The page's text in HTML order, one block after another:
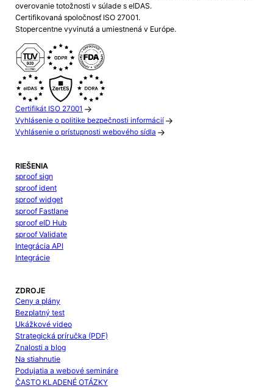
overovanie totožnosti v súlade s eIDAS.
Certifikovaná spoločnosť ISO 27001.
Stopercentne vyvinutá a umiestnená v Európe.
Certifikát ISO 27001
Vyhlásenie o politike bezpečnosti informácií
Vyhlásenie o prístupnosti webového sídla
RIEŠENIA
sproof sign
sproof ident
sproof widget
sproof Fastlane
sproof eID Hub
sproof Validate
Integrácia API
Integrácie
ZDROJE
Ceny a plány
Bezplatný test
Ukážkové video
Strategická príručka (PDF)
Znalosti a blog
Na stiahnutie
Podujatia a webové semináre
ČASTO KLADENÉ OTÁZKY